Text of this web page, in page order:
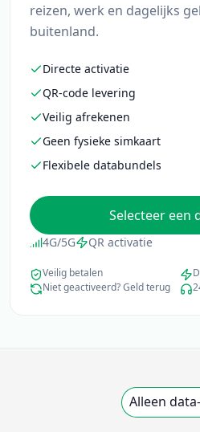
reizen, werk en dagelijks
buitenland.
Directe activatie
QR-code levering
Veilig afrekenen
Geen fysieke simkaart
Flexibele databundels
Selecteer een
4G/5G QR activatie
Veilig betalen
Niet geactiveerd? Geld terug
Alleen